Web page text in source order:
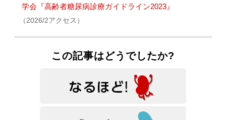
学会『高齢者糖尿病診療ガイドライン2023』
（2026/2アクセス）
この記事はどうでしたか?